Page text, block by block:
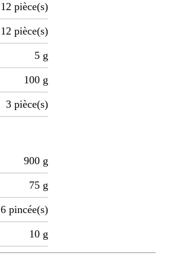
12 pièce(s)
12 pièce(s)
5 g
100 g
3 pièce(s)
900 g
75 g
6 pincée(s)
10 g